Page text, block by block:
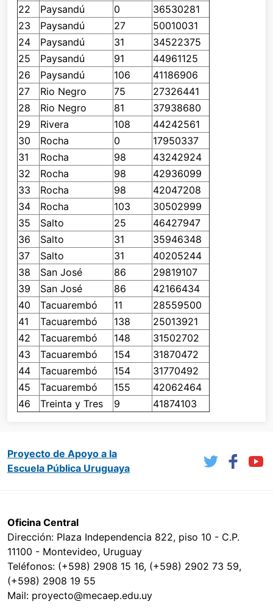
22
Paysandú 0
36530281
23
Paysandú 27
50010031
24
Paysandú 31
34522375
25
Paysandú 91
44961125
26
Paysandú 106
41186906
27
Rio Negro 75
27326441
28
Rio Negro 81
37938680
29
Rivera 108
44242561
30
Rocha 0
17950337
31
Rocha 98
43242924
32
Rocha 98
42936099
33
Rocha 98
42047208
34
Rocha 103
30502999
35
Salto 25
46427947
36
Salto 31
35946348
37
Salto 31
40205244
38
San José 86
29819107
39
San José 86
42166434
40
Tacuarembó 11
28559500
41
Tacuarembó 138
25013921
42
Tacuarembó 148
31502702
43
Tacuarembó 154
31870472
44
Tacuarembó 154
31770492
45
Tacuarembó 155
42062464
46
Treinta y Tres 9 41874103
Proyecto de Apoyo a la
Escuela Pública Uruguaya
Oficina Central
Dirección: Plaza Independencia 822, piso 10 - C.P.
11100 - Montevideo, Uruguay
Teléfonos: (+598) 2908 15 16, (+598) 2902 73 59,
(+598) 2908 19 55
Mail: proyecto@mecaep.edu.uy